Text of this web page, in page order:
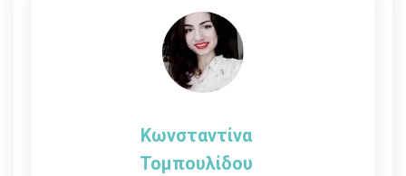
Κωνσταντίνα
Τομπουλίδου